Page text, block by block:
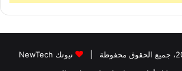
نيوتك NewTech